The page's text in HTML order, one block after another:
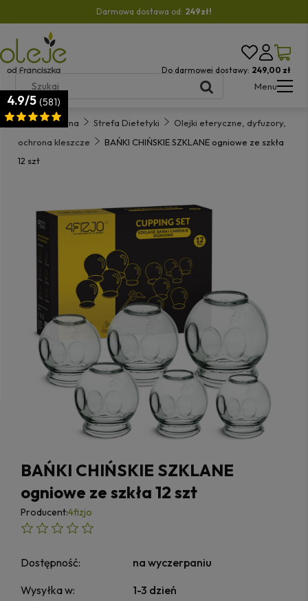
Darmowa dostawa od: 249zł!
Do darmowej dostawy: 249,00 zł
Menu
Strona główna Strefa Dietetyki
Olejki eteryczne, dyfuzory,
ochrona kleszcze
BAŃKI CHIŃSKIE SZKLANE ogniowe ze szkła
12 szt
BAŃKI CHIŃSKIE SZKLANE
ogniowe ze szkła 12 szt
Producent:4fizjo
Dostępność:
na wyczerpaniu
Wysyłka w:
1-3 dzień
4.9/5 (581)